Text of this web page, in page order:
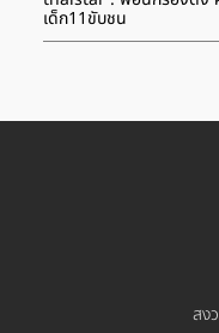
เด็ก11ขับชน
สง